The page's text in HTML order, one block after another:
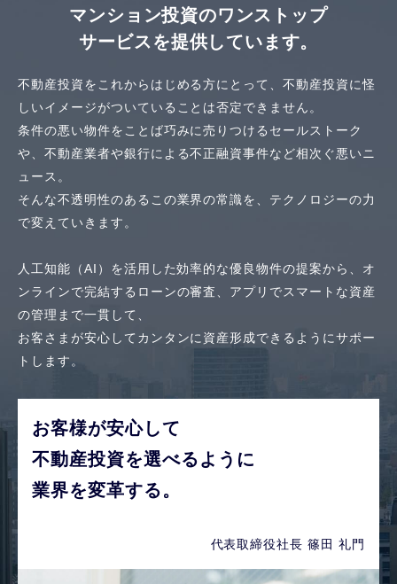
マンション投資のワンストップ
サービスを提供しています。
不動産投資をこれからはじめる方にとって、不動産投資に怪
しいイメージがついていることは否定できません。
条件の悪い物件をことば巧みに売りつけるセールストーク
や、 不動産業者や銀行による不正融資事件など相次ぐ悪いニ
ュース。
そんな不透明性のあるこの業界の常識を、テクノロジーの力
で変えていきます。
人工知能（AI）を活用した効率的な優良物件の提案から、 オ
ンラインで完結するローンの審査、アプリでスマートな資産
の管理まで一貫して、
お客さまが安心してカンタンに資産形成できるようにサポー
トします。
お客様が安心して
不動産投資を選べるように
業界を変革する。
代表取締役社長 篠田 礼門